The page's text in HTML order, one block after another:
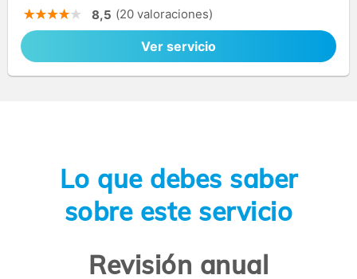
8,5 (20 valoraciones)
Ver servicio
Lo que debes saber
sobre este servicio
Revisión anual